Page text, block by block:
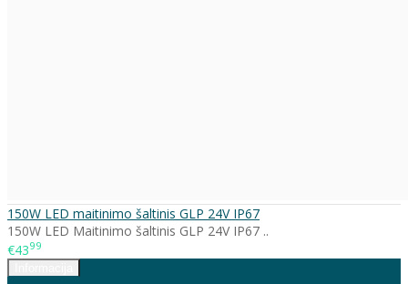
150W LED maitinimo šaltinis GLP 24V IP67
150W LED Maitinimo šaltinis GLP 24V IP67 ..
€4399